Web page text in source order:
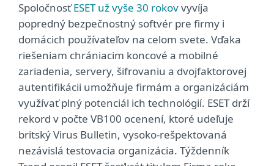
SpoločnosťESET už vyše 30 rokovvyvíja
popredný bezpečnostný softvér pre firmy i
domácich používateľov na celom svete. Vďaka
riešeniam chrániacim koncové a mobilné
zariadenia, servery, šifrovaniu a dvojfaktorovej
autentifikácii umožňuje firmám a organizáciám
využívať plný potenciál ich technológií. ESET drží
rekord v počte VB100 ocenení, ktoré udeľuje
britský Virus Bulletin, vysoko-rešpektovaná
nezávislá testovacia organizácia. Týždenník